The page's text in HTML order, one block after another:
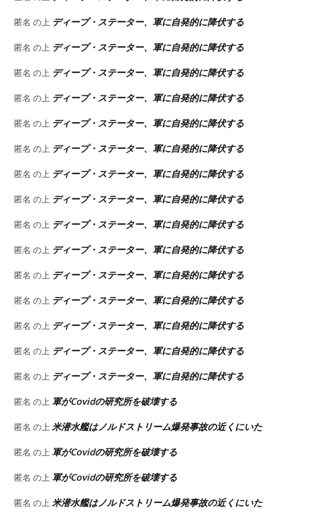
匿名 の上 ディープ・ステーター、軍に自発的に降伏する
匿名 の上 ディープ・ステーター、軍に自発的に降伏する
匿名 の上 ディープ・ステーター、軍に自発的に降伏する
匿名 の上 ディープ・ステーター、軍に自発的に降伏する
匿名 の上 ディープ・ステーター、軍に自発的に降伏する
匿名 の上 ディープ・ステーター、軍に自発的に降伏する
匿名 の上 ディープ・ステーター、軍に自発的に降伏する
匿名 の上 ディープ・ステーター、軍に自発的に降伏する
匿名 の上 ディープ・ステーター、軍に自発的に降伏する
匿名 の上 ディープ・ステーター、軍に自発的に降伏する
匿名 の上 ディープ・ステーター、軍に自発的に降伏する
匿名 の上 ディープ・ステーター、軍に自発的に降伏する
匿名 の上 ディープ・ステーター、軍に自発的に降伏する
匿名 の上 ディープ・ステーター、軍に自発的に降伏する
匿名 の上 ディープ・ステーター、軍に自発的に降伏する
匿名 の上 軍がCovidの研究所を破壊する
匿名 の上 米潜水艦はノルドストリーム爆発事故の近くにいた
匿名 の上 軍がCovidの研究所を破壊する
匿名 の上 軍がCovidの研究所を破壊する
匿名 の上 米潜水艦はノルドストリーム爆発事故の近くにいた